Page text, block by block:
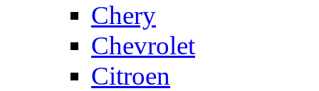
Chery
Chevrolet
Citroen